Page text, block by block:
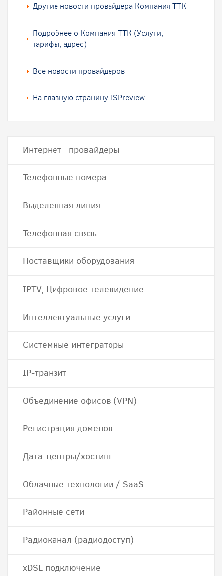
Другие новости провайдера Компания ТТК
Подробнее о Компания ТТК (Услуги,
тарифы, адрес)
Все новости провайдеров
На главную страницу ISPreview
Интернет провайдеры
Телефонные номера
Выделенная линия
Телефонная связь
Поставщики оборудования
IPTV, Цифровое телевидение
Интеллектуальные услуги
Системные интеграторы
IP-транзит
Объединение офисов (VPN)
Регистрация доменов
Дата-центры/хостинг
Облачные технологии / SaaS
Районные сети
Радиоканал (радиодоступ)
хDSL подключение